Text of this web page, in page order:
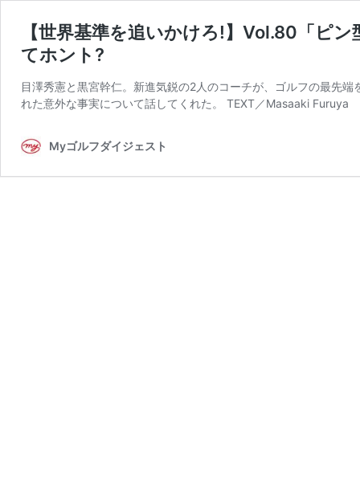
【世界基準を追いかけろ!】Vol.80「ピ
てホント?
目澤秀憲と黒宮幹仁。新進気鋭の2人のコーチが、ゴルフの最先
れた意外な事実について話してくれた。 TEXT／Masaaki
Myゴルフダイジェスト